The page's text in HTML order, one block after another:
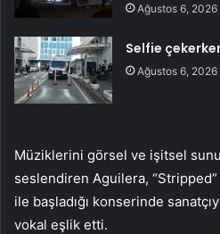
Ağustos 6, 2026
Selfie
Ağustos 6, 2026
Müziklerini görsel ve işitsel
seslendiren Aguilera,
ile başladığı konserinde
vokal eşlik etti.